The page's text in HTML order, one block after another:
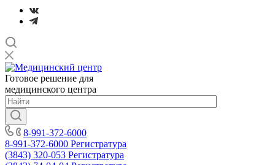
Готовое решение для
медицинского центра
8-991-372-6000
8-991-372-6000 Регистратура
(3843) 320-053 Регистратура